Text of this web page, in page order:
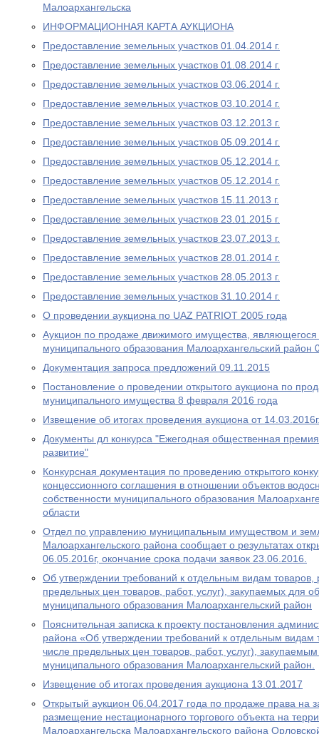
Малоархангельска
ИНФОРМАЦИОННАЯ КАРТА АУКЦИОНА
Предоставление земельных участков 01.04.2014 г.
Предоставление земельных участков 01.08.2014 г.
Предоставление земельных участков 03.06.2014 г.
Предоставление земельных участков 03.10.2014 г.
Предоставление земельных участков 03.12.2013 г.
Предоставление земельных участков 05.09.2014 г.
Предоставление земельных участков 05.12.2014 г.
Предоставление земельных участков 05.12.2014 г.
Предоставление земельных участков 15.11.2013 г.
Предоставление земельных участков 23.01.2015 г.
Предоставление земельных участков 23.07.2013 г.
Предоставление земельных участков 28.01.2014 г.
Предоставление земельных участков 28.05.2013 г.
Предоставление земельных участков 31.10.2014 г.
О проведении аукциона по UAZ PATRIOT 2005 года
Аукцион по продаже движимого имущества, являющегося
муниципального образования Малоархангельский район
Документация запроса предложений 09.11.2015
Постановление о проведении открытого аукциона по
муниципального имущества 8 февраля 2016 года
Извещение об итогах проведения аукциона от
Документы дл конкурса "Ежегодная общественная
развитие"
Конкурсная документация по проведению открытого
концессионного соглашения в отношении объектов
собственности муниципального образования
области
Отдел по управлению муниципальным имуществом и
Малоархангельского района сообщает о результатах
06.05.2016г, окончание срока подачи заявок 23.06.2016.
Об утверждении требований к отдельным видам товаров,
предельных цен товаров, работ, услуг), закупаемых для
муниципального образования Малоархангельский район
Пояснительная записка к проекту постановления
района «Об утверждении требований к отдельным видам
числе предельных цен товаров, работ, услуг),
муниципального образования Малоархангельский район.
Извещение об итогах проведения аукциона 13.01.2017
Открытый аукцион 06.04.2017 года по продаже права на
размещение нестационарного торгового объекта на
Малоархангельска Малоархангельского района